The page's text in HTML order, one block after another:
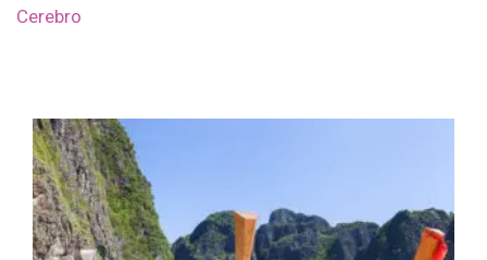
Cerebro